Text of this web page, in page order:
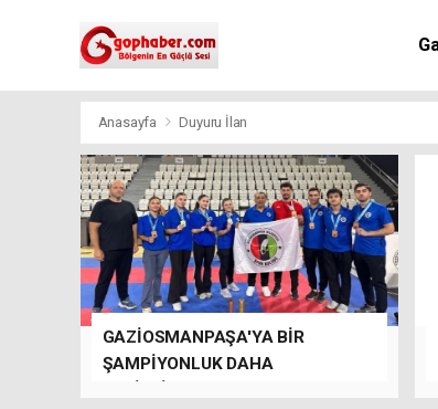
Anasayfa Duyuru İlan
GAZİOSMANPAŞA'YA BİR
ŞAMPİYONLUK DAHA